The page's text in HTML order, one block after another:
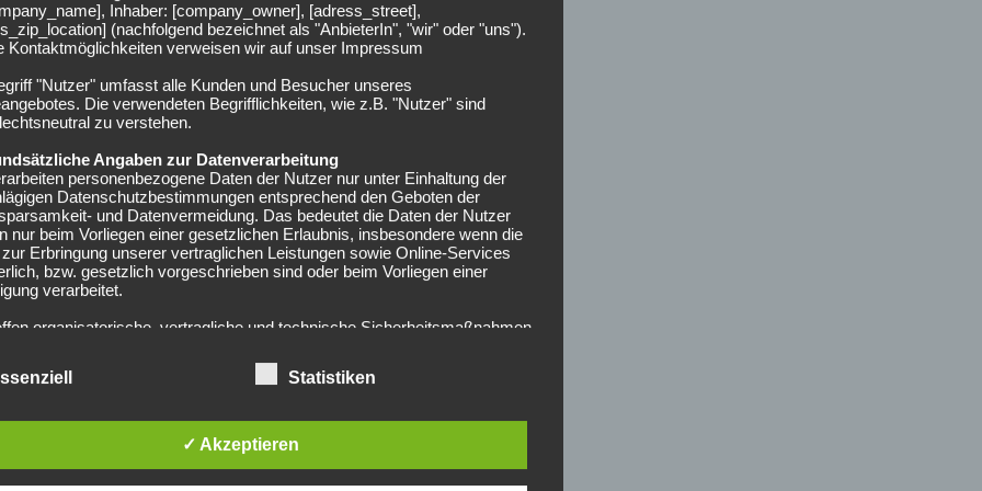
Arsenal zum VfB Stuttgart. Der Flügelspieler avancierte
zum Stammspieler...
FC BAYERN MÜNCHEN
über seine Zukunft: „Möchte einen
bei Bayern haben“
02.12.2017
den vergangen Wochen wurde viel darüber spekuliert, wie
Vereine...
Inhaber: [company_owner], [adress_street],
(nachfolgend bezeichnet als "AnbieterIn", "wir" oder "uns").
Kontaktmöglichkeiten verweisen wir auf unser Impressum
"Nutzer" umfasst alle Kunden und Besucher unseres
Die verwendeten Begrifflichkeiten, wie z.B. "Nutzer" sind
zu verstehen.
Angaben zur Datenverarbeitung
personenbezogene Daten der Nutzer nur unter Einhaltung der
Datenschutzbestimmungen entsprechend den Geboten der
und Datenvermeidung. Das bedeutet die Daten der Nutzer
nur beim Vorliegen einer gesetzlichen Erlaubnis, insbesondere wenn die
Erbringung unserer vertraglichen Leistungen sowie Online-Services
bzw. gesetzlich vorgeschrieben sind oder beim Vorliegen einer
verarbeitet.
organisatorische, vertragliche und technische Sicherheitsmaßnahmen
eingehalten werden und um damit die durch uns
Daten gegen zufällige oder vorsätzliche Manipulationen, Verlust,
im Rahmen dieser Datenschutzerklärung Inhalte, Werkzeuge oder
Mittel von anderen Anbietern (nachfolgend gemeinsam bezeichnet als
Statistiken
✓ Akzeptieren